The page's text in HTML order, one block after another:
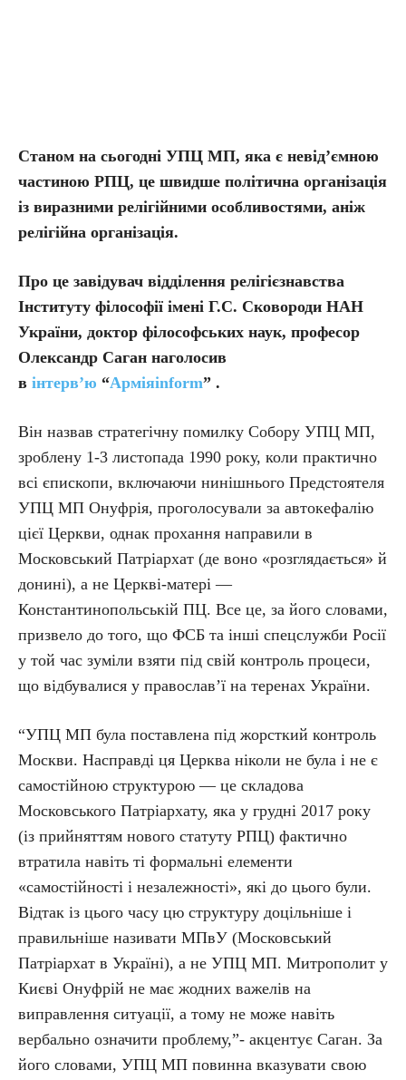
Станом на сьогодні УПЦ МП, яка є невід’ємною
частиною РПЦ, це швидше політична організація
із виразними релігійними особливостями, аніж
релігійна організація.
Про це завідувач відділення релігієзнавства
Інституту філософії імені Г.С. Сковороди НАН
України, доктор філософських наук, професор
Олександр Саган наголосив
в інтерв’ю “Арміяinform” .
Він назвав стратегічну помилку Собору УПЦ МП,
зроблену 1-3 листопада 1990 року, коли практично
всі єпископи, включаючи нинішнього Предстоятеля
УПЦ МП Онуфрія, проголосували за автокефалію
цієї Церкви, однак прохання направили в
Московський Патріархат (де воно «розглядається» й
донині), а не Церкві-матері —
Константинопольській ПЦ. Все це, за його словами,
призвело до того, що ФСБ та інші спецслужби Росії
у той час зуміли взяти під свій контроль процеси,
що відбувалися у православ’ї на теренах України.
“УПЦ МП була поставлена під жорсткий контроль
Москви. Насправді ця Церква ніколи не була і не є
самостійною структурою — це складова
Московського Патріархату, яка у грудні 2017 року
(із прийняттям нового статуту РПЦ) фактично
втратила навіть ті формальні елементи
«самостійності і незалежності», які до цього були.
Відтак із цього часу цю структуру доцільніше і
правильніше називати МПвУ (Московський
Патріархат в Україні), а не УПЦ МП. Митрополит у
Києві Онуфрій не має жодних важелів на
виправлення ситуації, а тому не може навіть
вербально означити проблему,”- акцентує Саган. ­За
його словами, УПЦ МП повинна вказувати свою